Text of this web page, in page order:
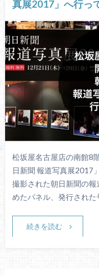
真展2017」へ行っ
松坂屋名古屋店の南館8
日新聞 報道写真展2017
撮影された朝日新聞の
めたパネル、発行された
続きを読む